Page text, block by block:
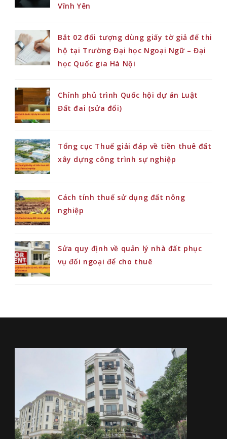
Vĩnh Yên
Bắt 02 đối tượng dùng giấy tờ giả để thi
hộ tại Trường Đại học Ngoại Ngữ – Đại
học Quốc gia Hà Nội
Chính phủ trình Quốc hội dự án Luật
Đất đai (sửa đổi)
Tổng cục Thuế giải đáp về tiền thuê đất
xây dựng công trình sự nghiệp
Cách tính thuế sử dụng đất nông
nghiệp
Sửa quy định về quản lý nhà đất phục
vụ đối ngoại để cho thuê